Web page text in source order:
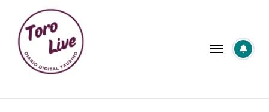
contenido